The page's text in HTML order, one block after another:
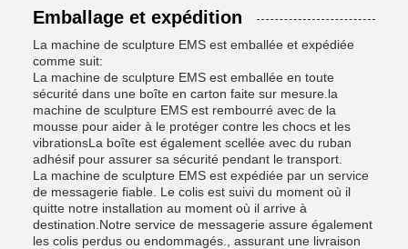
Emballage et expédition
La machine de sculpture EMS est emballée et expédiée
comme suit:
La machine de sculpture EMS est emballée en toute
sécurité dans une boîte en carton faite sur mesure.la
machine de sculpture EMS est rembourré avec de la
mousse pour aider à le protéger contre les chocs et les
vibrationsLa boîte est également scellée avec du ruban
adhésif pour assurer sa sécurité pendant le transport.
La machine de sculpture EMS est expédiée par un service
de messagerie fiable. Le colis est suivi du moment où il
quitte notre installation au moment où il arrive à
destination.Notre service de messagerie assure également
les colis perdus ou endommagés., assurant une livraison